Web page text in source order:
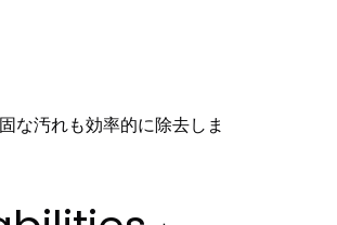
な汚れも効率的に除去しま